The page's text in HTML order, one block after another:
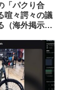
「パクり合
喧々諤々の議
（海外掲示板